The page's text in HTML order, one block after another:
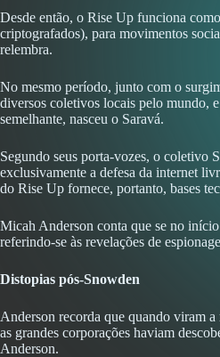
Desde então, o Rise Up funciona
criptografados), para movimentos
relembra.
No mesmo período, junto com o
diversos coletivos locais pelo mundo,
semelhante, nasceu o Saravá.
Segundo seus porta-vozes, o coletivo
exclusivamente a defesa da internet
do Rise Up fornece, portanto, bases
Micah Anderson conta que se no
referindo-se às revelações de
Distopias pós-Snowden
Anderson recorda que quando viram a
as grandes corporações haviam
Anderson.